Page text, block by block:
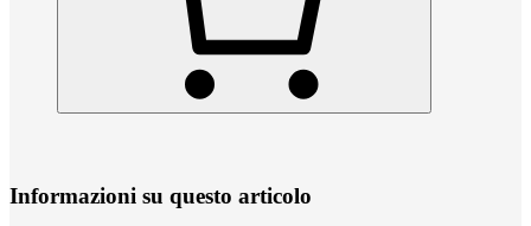
Informazioni su questo articolo